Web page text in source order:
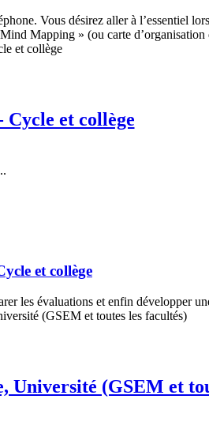
Vous désirez aller à l’essentiel
Mapping » (ou carte d’organisation
Cycle et collège
et collège
les évaluations et enfin développer
Université (GSEM et